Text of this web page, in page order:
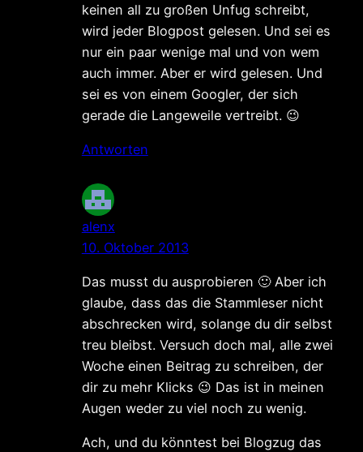
keinen all zu großen Unfug schreibt,
wird jeder Blogpost gelesen. Und sei es
nur ein paar wenige mal und von wem
auch immer. Aber er wird gelesen. Und
sei es von einem Googler, der sich
gerade die Langeweile vertreibt. 😉
Antworten
alenx
10. Oktober 2013
Das musst du ausprobieren 🙂 Aber ich
glaube, dass das die Stammleser nicht
abschrecken wird, solange du dir selbst
treu bleibst. Versuch doch mal, alle zwei
Woche einen Beitrag zu schreiben, der
dir zu mehr Klicks 😉 Das ist in meinen
Augen weder zu viel noch zu wenig.
Ach, und du könntest bei Blogzug das